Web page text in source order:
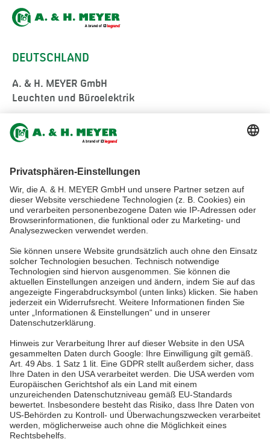
DEUTSCHLAND
A. & H. MEYER GmbH
Leuchten und Büroelektrik
Fermke 8
32694 Dörentrup
tel.:+49 5265 9488-0
info@ah-meyer.de
MALAYSIA
A. & H. MEYER Sdn. Bhd.
528797-M
No. 3, Jalan Astaka U8/84
Section U8, Bukit Jelutong
40150 Shah Alam, Selangor
Malaysia
tel.:+60 3 7845 7277
sales@ah-meyer.com.my